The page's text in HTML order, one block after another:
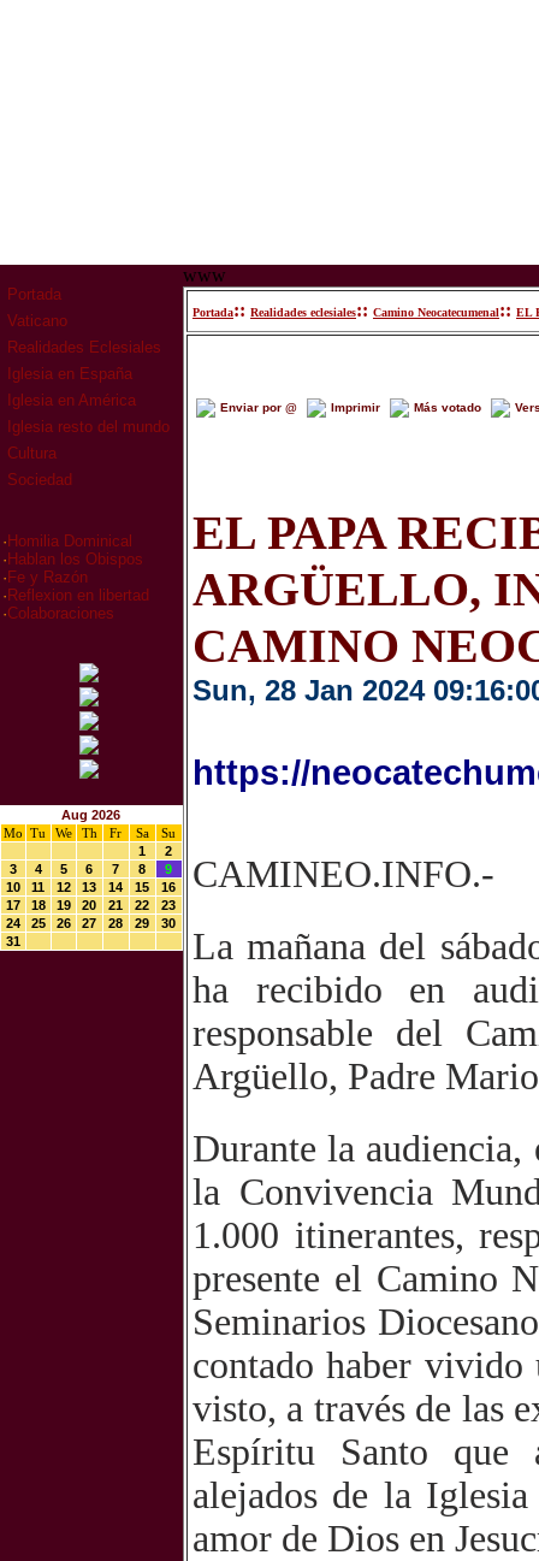
Portada
Vaticano
Realidades Eclesiales
Iglesia en España
Iglesia en América
Iglesia resto del mundo
Cultura
Sociedad
· Homilia Dominical
· Hablan los Obispos
· Fe y Razón
· Reflexion en libertad
·Colaboraciones
Aug 2026
Mo
Tu We Th Fr Sa
Su
1
2
3
4 5 6 7 8
9
10
11 12 13 14 15
16
17
18 19 20 21 22
23
24
25 26 27 28 29
30
31
www
Portada:: Realidades eclesiales:: Camino Neocatecumenal:: EL
Enviar por @ Imprimir Más votado
EL PAPA
ARGÜELLO,
CAMINO
Sun, 28 Jan 2024
https://
CAMINEO.INFO.-
La mañana del
ha recibido en
responsable del
Argüello, Padre
Durante la
la Convivencia
1.000 itinerantes,
presente el Camino
Seminarios
contado haber vivido
visto, a través de las
Espíritu Santo que
alejados de la
amor de Dios en